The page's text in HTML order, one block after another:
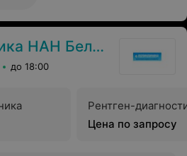
НАН Беларуси
до 18:00
Рентген-
Цена по запросу